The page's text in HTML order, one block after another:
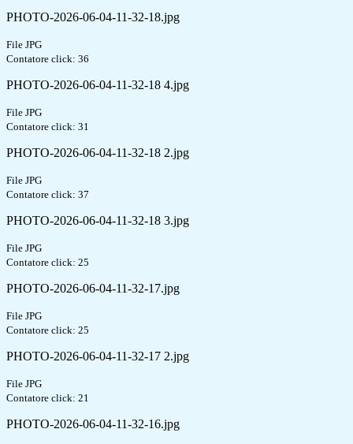
PHOTO-2026-06-04-11-32-18.jpg
File JPG
Contatore click: 36
PHOTO-2026-06-04-11-32-18 4.jpg
File JPG
Contatore click: 31
PHOTO-2026-06-04-11-32-18 2.jpg
File JPG
Contatore click: 37
PHOTO-2026-06-04-11-32-18 3.jpg
File JPG
Contatore click: 25
PHOTO-2026-06-04-11-32-17.jpg
File JPG
Contatore click: 25
PHOTO-2026-06-04-11-32-17 2.jpg
File JPG
Contatore click: 21
PHOTO-2026-06-04-11-32-16.jpg